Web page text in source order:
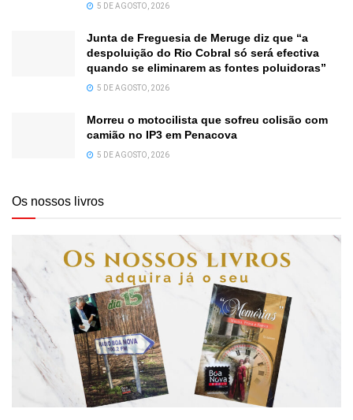
5 DE AGOSTO, 2026
Junta de Freguesia de Meruge diz que “a
despoluição do Rio Cobral só será efectiva
quando se eliminarem as fontes poluidoras”
5 DE AGOSTO, 2026
Morreu o motocilista que sofreu colisão com
camião no IP3 em Penacova
5 DE AGOSTO, 2026
Os nossos livros